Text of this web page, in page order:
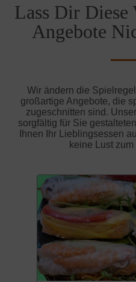
Lass Dir Diese
Angebote
Wir ändern die
großartige Angebote, die
zugeschnitten sind.
sorgfältig für Sie
Ihnen Ihr Lieblingsessen
keine Lust